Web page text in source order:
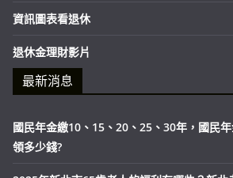
資訊圖表看退休
退休金理財影片
最新消息
國民年金繳10、15、20、25、30年，國民
領多少錢?